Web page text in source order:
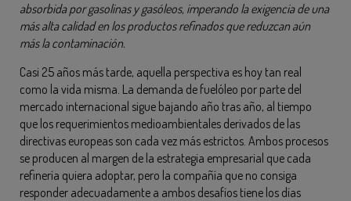
absorbida por gasolinas y gasóleos, imperando la exigencia de una
más alta calidad en los productos refinados que reduzcan aún
más la contaminación.
Casi 25 años más tarde, aquella perspectiva es hoy tan real
como la vida misma. La demanda de fuelóleo por parte del
mercado internacional sigue bajando año tras año, al tiempo
que los requerimientos medioambientales derivados de las
directivas europeas son cada vez más estrictos. Ambos procesos
se producen al margen de la estrategia empresarial que cada
refinería quiera adoptar, pero la compañía que no consiga
responder adecuadamente a ambos desafíos tiene los días